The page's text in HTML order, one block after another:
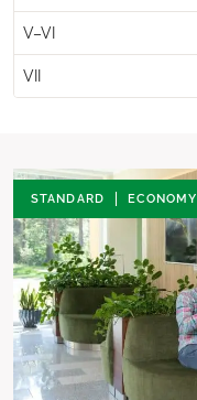
V–VI
VII
STANDARD ECONOMY